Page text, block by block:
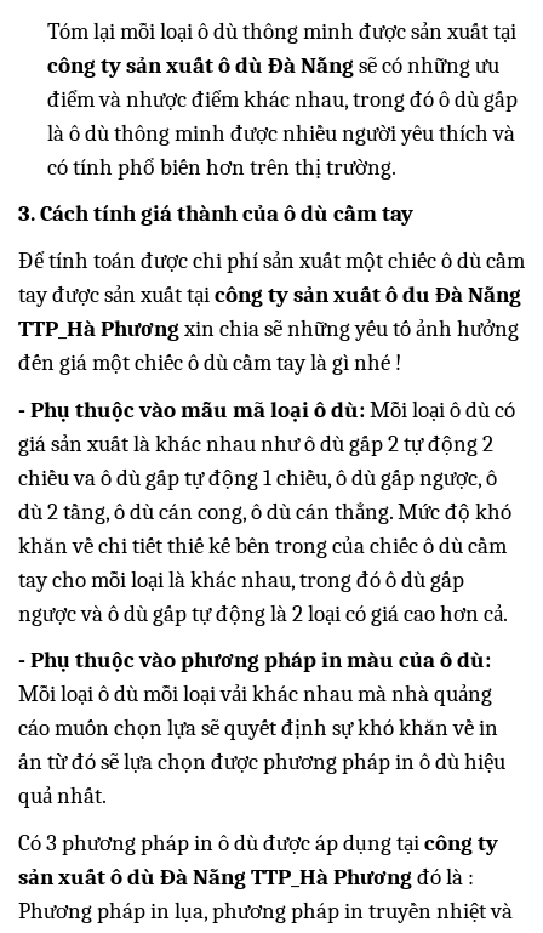
Tóm lại mỗi loại ô dù thông minh được sản xuất tại
công ty sản xuất ô dù Đà Nẵng sẽ có những ưu
điểm và nhược điểm khác nhau, trong đó ô dù gấp
là ô dù thông minh được nhiều người yêu thích và
có tính phổ biến hơn trên thị trường.
3. Cách tính giá thành của ô dù cầm tay
Để tính toán được chi phí sản xuất một chiếc ô dù cầm
tay được sản xuất tạicông ty sản xuất ô du Đà Nẵng
TTP_Hà Phương xin chia sẽ những yếu tố ảnh hưởng
đến giá một chiếc ô dù cầm tay là gì nhé !
- Phụ thuộc vào mẫu mã loại ô dù:Mỗi loại ô dù có
giá sản xuất là khác nhau như ô dù gấp 2 tự động 2
chiều va ô dù gấp tự động 1 chiều, ô dù gấp ngược, ô
dù 2 tầng, ô dù cán cong, ô dù cán thẳng. Mức độ khó
khăn về chi tiết thiế kế bên trong của chiếc ô dù cầm
tay cho mỗi loại là khác nhau, trong đó ô dù gấp
ngược và ô dù gấp tự động là 2 loại có giá cao hơn cả.
- Phụ thuộc vào phương pháp in màu của ô dù:
Mỗi loại ô dù mỗi loại vải khác nhau mà nhà quảng
cáo muốn chọn lựa sẽ quyết định sự khó khăn về in
ấn từ đó sẽ lựa chọn được phương pháp in ô dù hiệu
quả nhất.
Có 3 phương pháp in ô dù được áp dụng tạicông ty
sản xuất ô dù Đà Nẵng TTP_Hà Phương đó là :
Phương pháp in lụa, phương pháp in truyền nhiệt và